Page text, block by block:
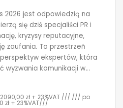
2026 jest odpowiedzią na
się dziś specjaliści PR i
kryzysy reputacyjne,
zaufania. To przestrzeń
ekspertów, która
wyzwania komunikacji w...
zł + 23%VAT /// /// po
zł + 23%VAT///